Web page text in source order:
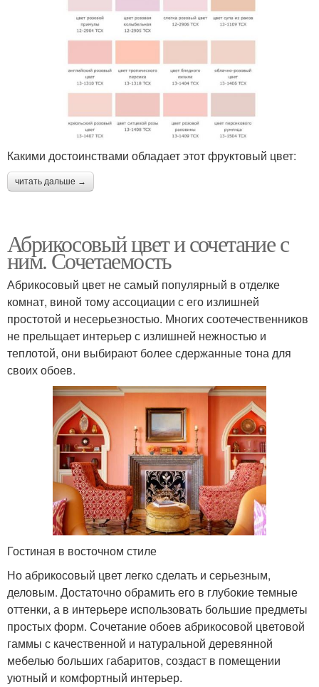
Какими достоинствами обладает этот фруктовый цвет:
читать дальше →
Абрикосовый цвет и сочетание с
ним. Сочетаемость
Абрикосовый цвет не самый популярный в отделке
комнат, виной тому ассоциации с его излишней
простотой и несерьезностью. Многих соотечественников
не прельщает интерьер с излишней нежностью и
теплотой, они выбирают более сдержанные тона для
своих обоев.
Гостиная в восточном стиле
Но абрикосовый цвет легко сделать и серьезным,
деловым. Достаточно обрамить его в глубокие темные
оттенки, а в интерьере использовать большие предметы
простых форм. Сочетание обоев абрикосовой цветовой
гаммы с качественной и натуральной деревянной
мебелью больших габаритов, создаст в помещении
уютный и комфортный интерьер.